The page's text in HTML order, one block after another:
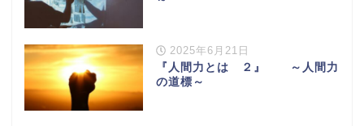
2025年6月21日
『人間力とは ２』 ～人間力
の道標～